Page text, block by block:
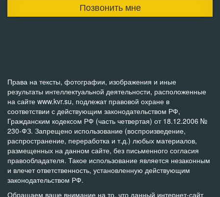
Позвонить мне
Права на тексты, фотографии, изображения и иные
результаты интеллектуальной деятельности, расположенные
на сайте www.kvr.su, подлежат правовой охране в
соответствии с действующим законодательством РФ,
Гражданским кодексом РФ (часть четвертая) от 18.12.2006 №
230-ФЗ. Запрещено использование (воспроизведение,
распространение, переработка и т.д.) любых материалов,
размещенных на данном сайте, без письменного согласия
правообладателя. Такое использование является незаконным
и влечет ответственность, установленную действующим
законодательством РФ.
Обращаем ваше внимание на то, что данный интернет-сайт